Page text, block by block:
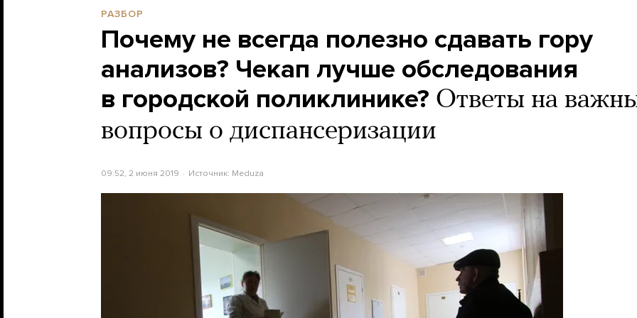
РАЗБОР
Почему не всегда полезно сдавать гору
анализов? Чекап лучше обследования
в городской поликлинике? Ответы на
вопросы о диспансеризации
09:52, 2 июня 2019 Источник: Meduza